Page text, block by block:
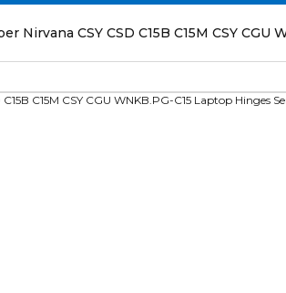
Nirvana CSY CSD C15B C15M CSY